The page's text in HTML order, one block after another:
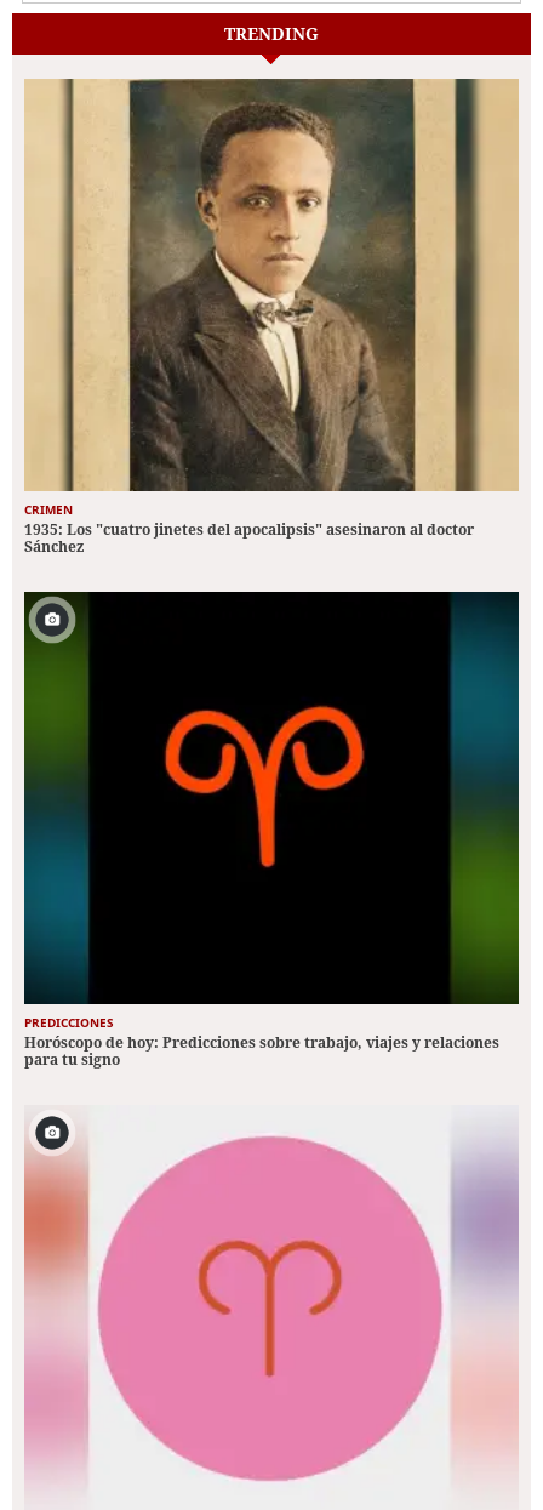
TRENDING
CRIMEN
1935: Los "cuatro jinetes del apocalipsis" asesinaron al doctor
Sánchez
PREDICCIONES
Horóscopo de hoy: Predicciones sobre trabajo, viajes y relaciones
para tu signo